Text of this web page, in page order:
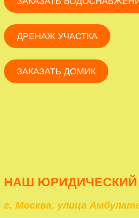
ДРЕНАЖ УЧАСТКА
ЗАКАЗАТЬ ДОМИК
НАШ ЮРИД
г. Москва. улица